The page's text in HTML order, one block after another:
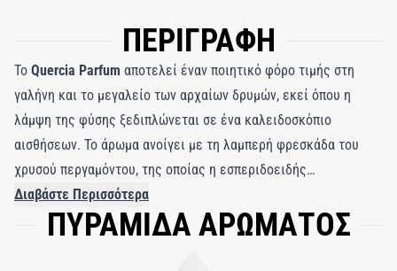
ΠΕΡΙΓΡΑΦΗ
Το Quercia Parfum αποτελεί έναν ποιητικό φόρο τιμής στη
γαλήνη και το μεγαλείο των αρχαίων δρυμών, εκεί όπου η
λάμψη της φύσης ξεδιπλώνεται σε ένα καλειδοσκόπιο
αισθήσεων. Το άρωμα ανοίγει με τη λαμπερή φρεσκάδα του
χρυσού περγαμόντου, της οποίας η εσπεριδοειδής
φωτεινότητα φιλτράρεται σαν ηλιαχτίδα μέσα από τον θόλο
των ευγενών βελανιδιών. Το φρεσκοκομμένο τζίντζερ
Διαβάστε Περισσότερα
ΠΥΡΑΜΙΔΑ ΑΡΩΜΑΤΟΣ